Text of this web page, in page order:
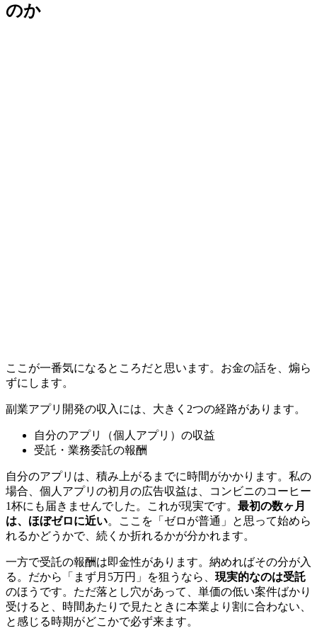
のか
ここが一番気になるところだと思います。お金の話を、煽ら
ずにします。
副業アプリ開発の収入には、大きく2つの経路があります。
自分のアプリ（個人アプリ）の収益
受託・業務委託の報酬
自分のアプリは、積み上がるまでに時間がかかります。私の
場合、個人アプリの初月の広告収益は、コンビニのコーヒー
1杯にも届きませんでした。これが現実です。 最初の数ヶ月
は、ほぼゼロに近い。ここを「ゼロが普通」と思って始めら
れるかどうかで、続くか折れるかが分かれます。
一方で受託の報酬は即金性があります。納めればその分が入
る。だから「まず月5万円」を狙うなら、 現実的なのは受託
のほうです。ただ落とし穴があって、単価の低い案件ばかり
受けると、時間あたりで見たときに本業より割に合わない、
と感じる時期がどこかで必ず来ます。